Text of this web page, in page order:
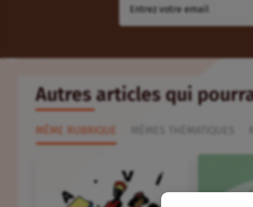
Autres articles qui
MÊME RUBRIQUE